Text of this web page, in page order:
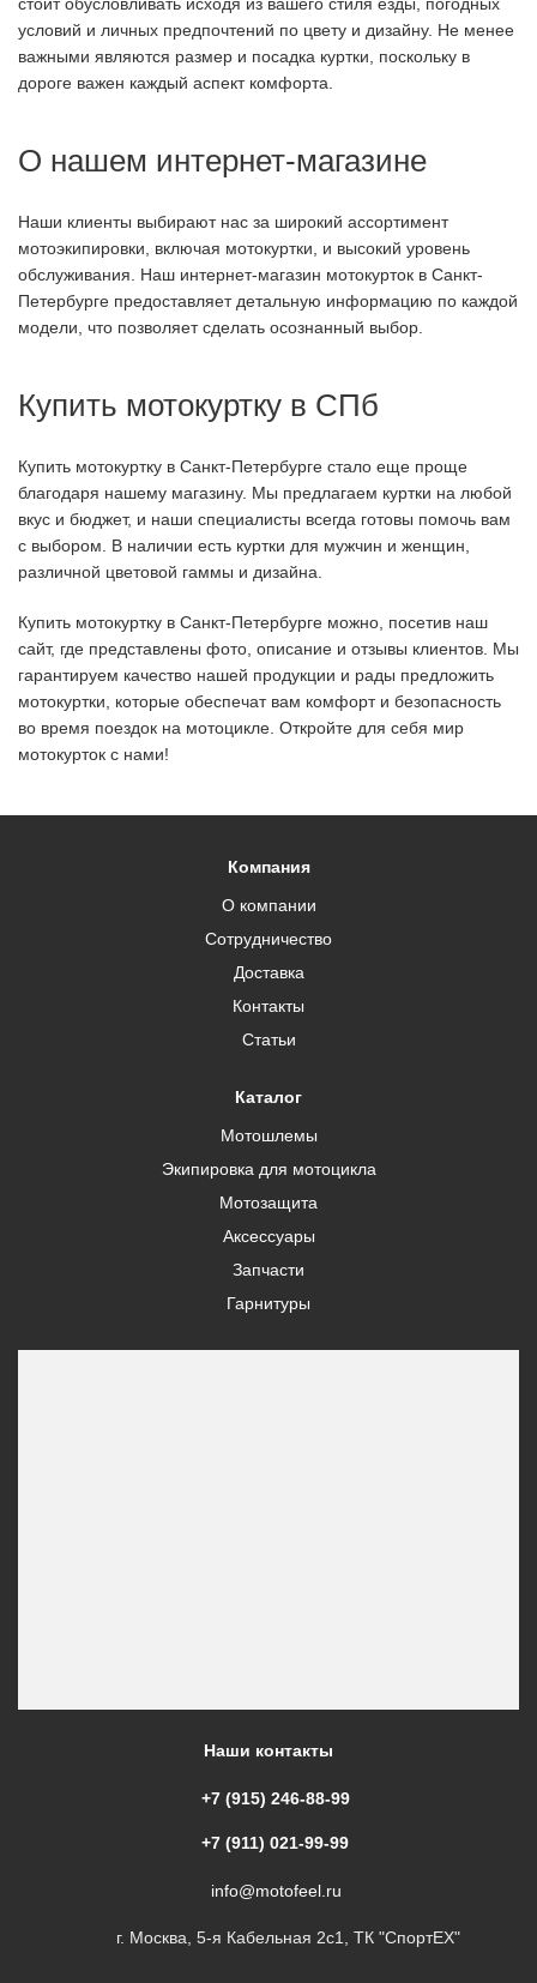
условий и личных предпочтений по цвету и дизайну. Не менее
важными являются размер и посадка куртки, поскольку в
дороге важен каждый аспект комфорта.
О нашем интернет-магазине
Наши клиенты выбирают нас за широкий ассортимент
мотоэкипировки, включая мотокуртки, и высокий уровень
обслуживания. Наш интернет-магазин мотокурток в Санкт-
Петербурге предоставляет детальную информацию по каждой
модели, что позволяет сделать осознанный выбор.
Купить мотокуртку в СПб
Купить мотокуртку в Санкт-Петербурге стало еще проще
благодаря нашему магазину. Мы предлагаем куртки на любой
вкус и бюджет, и наши специалисты всегда готовы помочь вам
с выбором. В наличии есть куртки для мужчин и женщин,
различной цветовой гаммы и дизайна.
Купить мотокуртку в Санкт-Петербурге можно, посетив наш
сайт, где представлены фото, описание и отзывы клиентов. Мы
гарантируем качество нашей продукции и рады предложить
мотокуртки, которые обеспечат вам комфорт и безопасность
во время поездок на мотоцикле. Откройте для себя мир
мотокурток с нами!
Компания
О компании
Сотрудничество
Доставка
Контакты
Статьи
Каталог
Мотошлемы
Экипировка для мотоцикла
Мотозащита
Аксессуары
Запчасти
Гарнитуры
Наши контакты
+7 (915) 246-88-99
+7 (911) 021-99-99
info@motofeel.ru
г. Москва, 5-я Кабельная 2с1, ТК "СпортЕХ"